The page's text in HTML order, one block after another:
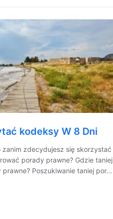
kodeksy W 8 Dni
zanim zdecydujesz się skorzystać
porady prawne? Gdzie taniej
Poszukiwanie taniej por...